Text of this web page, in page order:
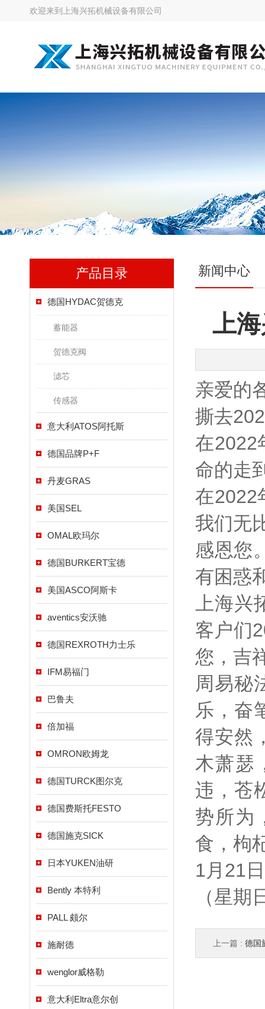
欢迎来到 上海兴拓机械设备有限公司
产品目录
德国HYDAC贺德克
蓄能器
贺德克阀
滤芯
传感器
意大利ATOS阿托斯
德国品牌P+F
丹麦GRAS
美国SEL
OMAL欧玛尔
德国BURKERT宝德
美国ASCO阿斯卡
aventics安沃驰
德国REXROTH力士乐
IFM易福门
巴鲁夫
倍加福
OMRON欧姆龙
德国TURCK图尔克
德国费斯托FESTO
德国施克SICK
日本YUKEN油研
Bently 本特利
PALL 颇尔
施耐德
wenglor威格勒
意大利Eltra意尔创
新闻中心
上
亲爱的
撕去
在2022
命的走
在2022
我们无
感恩您
有困惑
上海
客户们
您，吉
周易秘
乐，奋
得安然
木萧瑟
违，苍
势所为
食，枸
1月21
（星期
上一篇 : 德国